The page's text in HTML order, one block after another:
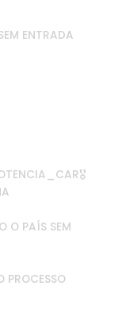
ENTRADA
O PAÍS SEM
PROCESSO